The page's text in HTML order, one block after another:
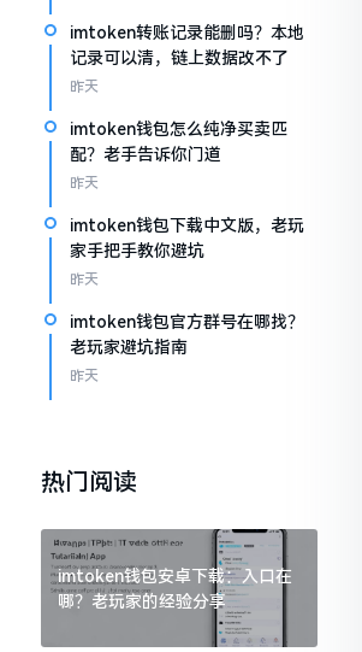
imtoken转账记录能删吗？本地
记录可以清，链上数据改不了
昨天
imtoken钱包怎么纯净买卖匹
配？老手告诉你门道
昨天
imtoken钱包下载中文版，老玩
家手把手教你避坑
昨天
imtoken钱包官方群号在哪找？
老玩家避坑指南
昨天
热门阅读
imtoken钱包安卓下载：入口在
哪？老玩家的经验分享